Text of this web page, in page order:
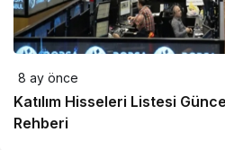
8 ay önce
Katılım Hisseleri Listesi
Rehberi